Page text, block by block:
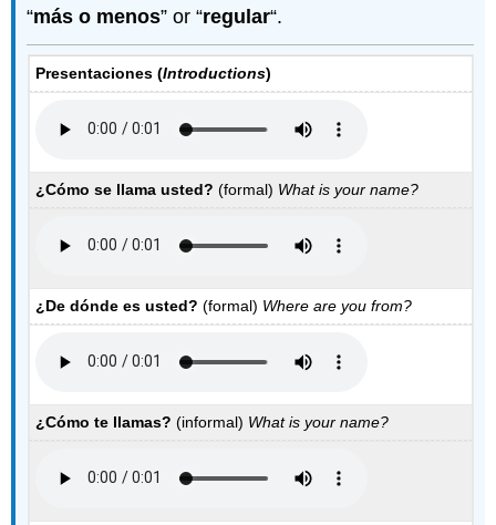
“más o menos” or “regular“.
Presentaciones (Introductions)
¿Cómo se llama usted? (formal) What is your name?
¿De dónde es usted? (formal) Where are you from?
¿Cómo te llamas? (informal) What is your name?